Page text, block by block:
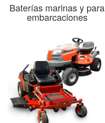
Baterías marinas y para
embarcaciones